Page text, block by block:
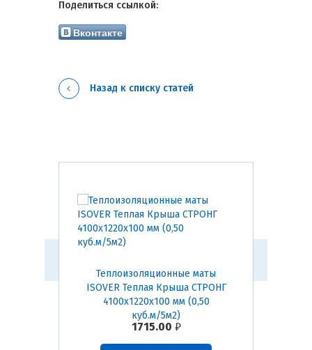
Назад к списку статей
Вконтакте
Поделиться ссылкой:
1715.00 ₽
Теплоизоляционные маты
ISOVER Теплая Крыша СТРОНГ
4100х1220х100 мм (0,50
куб.м/5м2)